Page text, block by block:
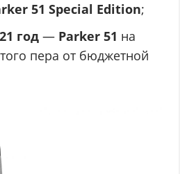
51 Special Edition;
год — Parker 51 на
пера от бюджетной